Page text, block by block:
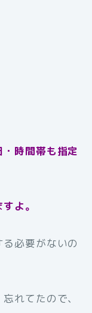
時間帯も指定
よ。
必要がないの
れてたので、